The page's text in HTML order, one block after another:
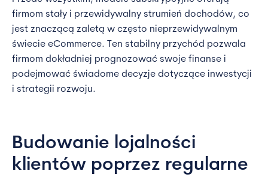
firmom stały i przewidywalny strumień dochodów, co
jest znaczącą zaletą w często nieprzewidywalnym
świecie eCommerce. Ten stabilny przychód pozwala
firmom dokładniej prognozować swoje finanse i
podejmować świadome decyzje dotyczące inwestycji
i strategii rozwoju.
Budowanie lojalności
klientów poprzez regularne